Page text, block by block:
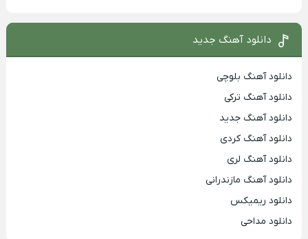
دانلود آهنگ جدید
دانلود آهنگ بلوچی
دانلود آهنگ ترکی
دانلود آهنگ جدید
دانلود آهنگ کردی
دانلود آهنگ لری
دانلود آهنگ مازندرانی
دانلود ریمیکس
دانلود مداحی